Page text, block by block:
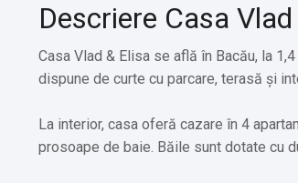
Descriere Casa
Casa Vlad & Elisa se află în Bacău, la
dispune de curte cu parcare, terasă și
La interior, casa oferă cazare în 4
prosoape de baie. Băile sunt dotate cu